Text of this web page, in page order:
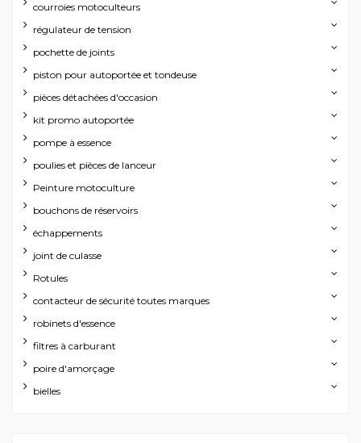
courroies motoculteurs
régulateur de tension
pochette de joints
piston pour autoportée et tondeuse
pièces détachées d'occasion
kit promo autoportée
pompe à essence
poulies et pièces de lanceur
Peinture motoculture
bouchons de réservoirs
échappements
joint de culasse
Rotules
contacteur de sécurité toutes marques
robinets d'essence
filtres à carburant
poire d'amorçage
bielles